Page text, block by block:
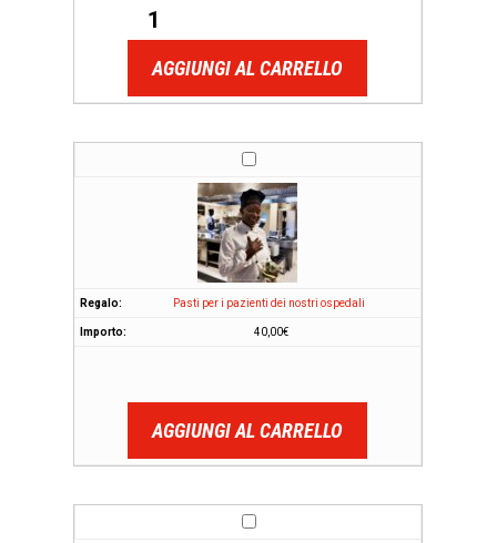
AGGIUNGI AL CARRELLO
Pasti per i pazienti dei nostri ospedali
40,00€
AGGIUNGI AL CARRELLO